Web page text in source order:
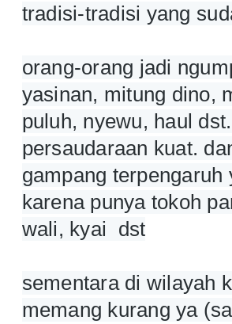
tradisi-tradisi yang
orang-orang jadi
yasinan, mitung dino,
puluh, nyewu, haul dst.
persaudaraan kuat.
gampang terpengaruh
karena punya tokoh
wali, kyai  dst
sementara di wilayah
memang kurang ya